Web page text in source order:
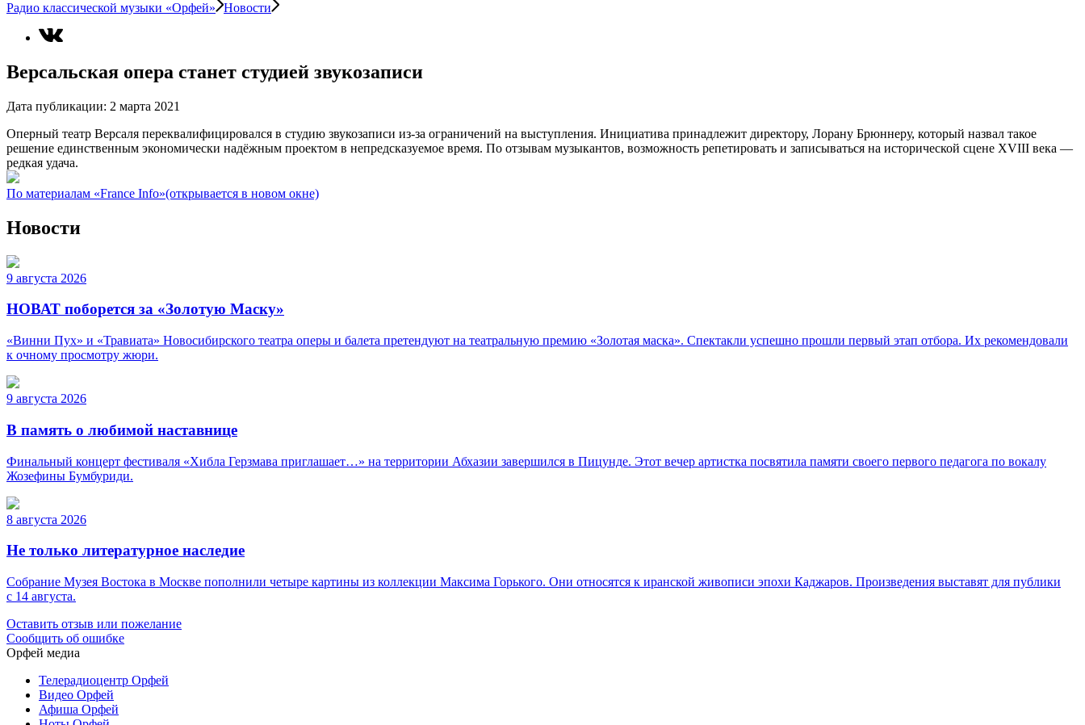
Радио классической музыки «Орфей» Новости
Версальская опера станет студией звукозаписи
Дата публикации: 2 марта 2021
Оперный театр Версаля переквалифицировался в студию звукозаписи из-за ограничений на выступления. Инициатива принадлежит директору, Лорану Брюннеру, который назвал такое
решение единственным экономически надёжным проектом в непредсказуемое время. По отзывам музыкантов, возможность репетировать и записываться на исторической сцене XVIII века —
редкая удача.
По материалам «France Info»(открывается в новом окне)
Новости
9 августа 2026
НОВАТ поборется за «Золотую Маску»
«Винни Пух» и «Травиата» Новосибирского театра оперы и балета претендуют на театральную премию «Золотая маска». Спектакли успешно прошли первый этап отбора. Их рекомендовали
к очному просмотру жюри.
9 августа 2026
В память о любимой наставнице
Финальный концерт фестиваля «Хибла Герзмава приглашает…» на территории Абхазии завершился в Пицунде. Этот вечер артистка посвятила памяти своего первого педагога по вокалу
Жозефины Бумбуриди.
8 августа 2026
Не только литературное наследие
Собрание Музея Востока в Москве пополнили четыре картины из коллекции Максима Горького. Они относятся к иранской живописи эпохи Каджаров. Произведения выставят для публики
с 14 августа.
Оставить отзыв или пожелание
Сообщить об ошибке
Орфей медиа
Телерадиоцентр Орфей
Видео Орфей
Афиша Орфей